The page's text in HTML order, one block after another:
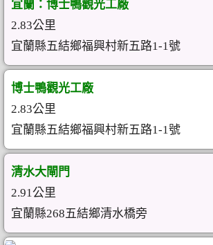
宜蘭：博士鴨觀光工廠
2.83公里
宜蘭縣五結鄉福興村新五路1-1號
博士鴨觀光工廠
2.83公里
宜蘭縣五結鄉福興村新五路1-1號
清水大閘門
2.91公里
宜蘭縣268五結鄉清水橋旁